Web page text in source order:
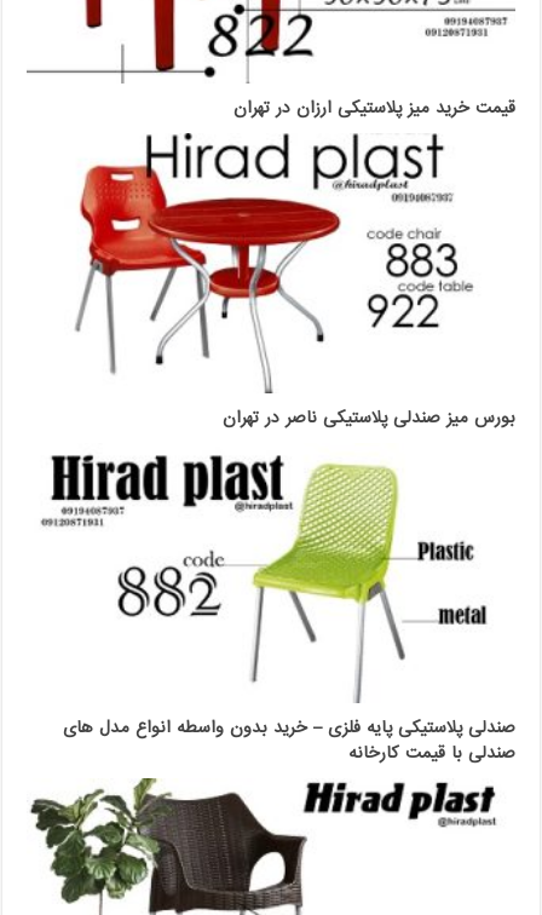
قیمت خرید میز پلاستیکی ارزان در تهران
بورس میز صندلی پلاستیکی ناصر در تهران
صندلی پلاستیکی پایه فلزی – خرید بدون واسطه انواع مدل های
صندلی با قیمت کارخانه